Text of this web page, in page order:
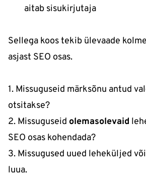
aitab sisukirjutaja
Sellega koos tekib ülevaade
asjast SEO osas.
1. Missuguseid märksõnu antud
otsitakse?
2. Missuguseid olemasolevaid
SEO osas kohendada?
3. Missugused uued leheküljed
luua.